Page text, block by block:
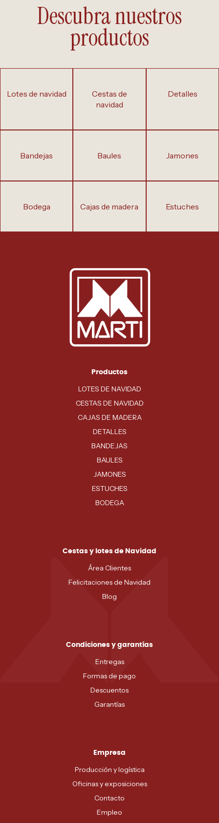
Descubra nuestros
productos
lotes de navidad
cestas de
navidad
detalles
bandejas baules jamones
bodega cajas de madera estuches
Productos
LOTES DE NAVIDAD
CESTAS DE NAVIDAD
CAJAS DE MADERA
DETALLES
BANDEJAS
BAULES
JAMONES
ESTUCHES
BODEGA
Cestas y lotes de Navidad
Área Clientes
Felicitaciones de Navidad
Blog
Condiciones y garantías
Entregas
Formas de pago
Descuentos
Garantías
Empresa
Producción y logística
Oficinas y exposiciones
Contacto
Empleo